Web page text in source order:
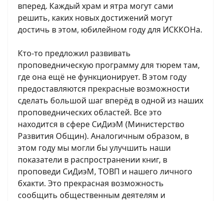
вперед. Каждый храм и ятра могут сами
решить, каких новых достижений могут
достичь в этом, юбилейном году для ИСККОНа.
Кто-то предложил развивать
проповедническую программу для тюрем там,
где она ещё не функционирует. В этом году
предоставляются прекрасные возможности
сделать большой шаг вперёд в одной из наших
проповеднических областей. Все это
находится в сфере СиДиэМ (Министерство
Развития Общин). Аналогичным образом, в
этом году мы могли бы улучшить наши
показатели в распространении книг, в
проповеди СиДиэМ, ТОВП и нашего личного
бхакти. Это прекрасная возможность
сообщить общественным деятелям и